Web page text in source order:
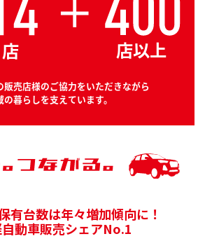
有台数は年々増加傾向に！
動車販売シェアNo.1